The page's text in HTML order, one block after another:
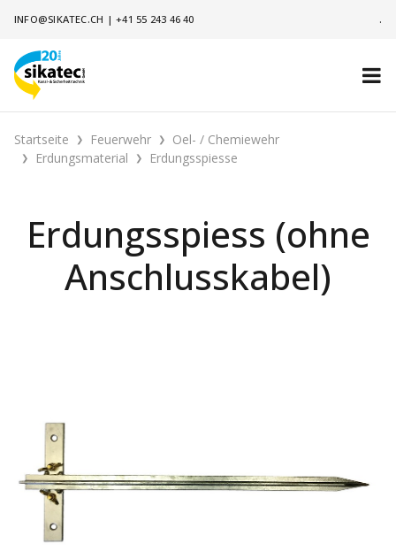
INFO@SIKATEC.CH |+41 55 243 46 40 .
Startseite Feuerwehr
Oel- / Chemiewehr
Erdungsmaterial
Erdungsspiesse
Erdungsspiess (ohne
Anschlusskabel)